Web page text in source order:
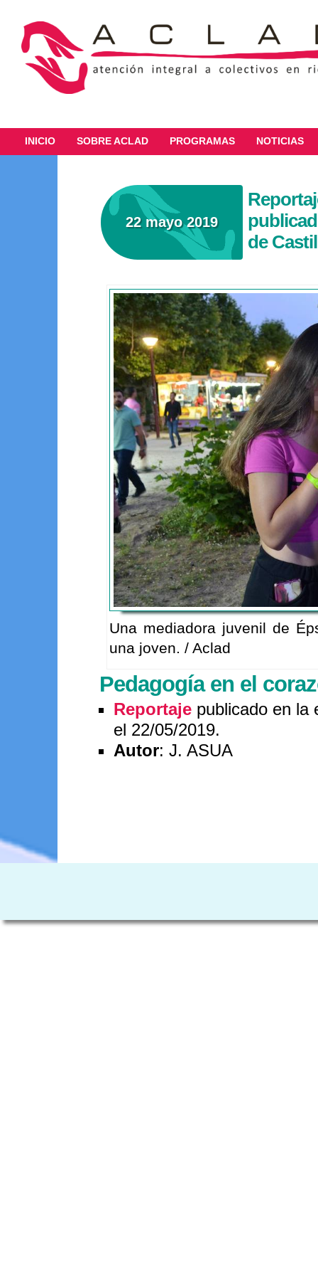
INICIO SOBRE ACLAD PROGRAMAS NOTICIAS
22 mayo 2019
de
Una mediadora juvenil de
una joven. / Aclad
Pedagogía en el
Reportaje publicado en la
el 22/05/2019.
Autor: J. ASUA